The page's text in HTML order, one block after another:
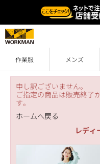
作業服 メンズ
申し訳ございません。
ご指定の商品は販売終了
す。
ホームへ戻る
レディ